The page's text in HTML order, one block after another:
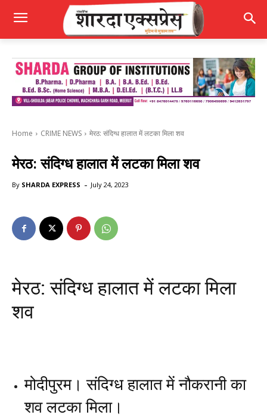
Home CRIME NEWS मेरठ: संदिग्ध हालात में लटका मिला शव
मेरठ: संदिग्ध हालात में लटका मिला शव
By SHARDA EXPRESS - July 24, 2023
मेरठ: संदिग्ध हालात में लटका मिला
शव
मोदीपुरम। संदिग्ध हालात में नौकरानी का
शव लटका मिला।